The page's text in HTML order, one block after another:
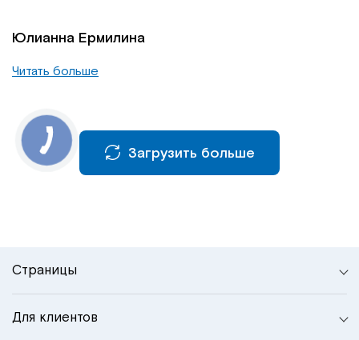
Юлианна Ермилина
Читать больше
Загрузить больше
Страницы
Для клиентов